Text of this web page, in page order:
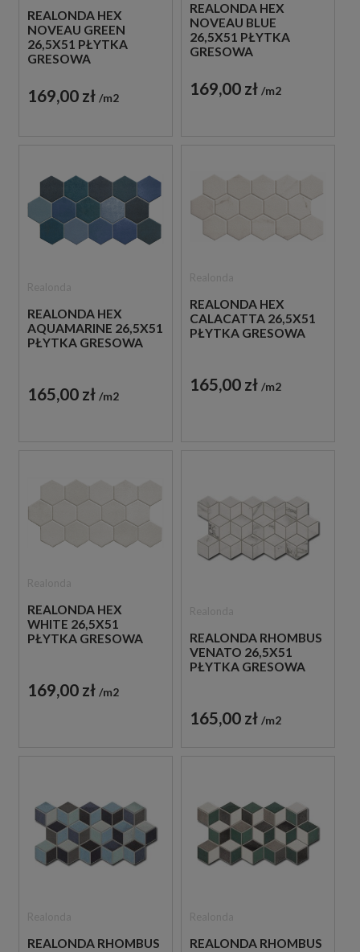
REALONDA HEX
NOVEAU GREEN
26,5X51 PŁYTKA
GRESOWA
169,00 zł m2
REALONDA HEX
NOVEAU BLUE
26,5X51 PŁYTKA
GRESOWA
169,00 zł m2
REALONDA HEX
AQUAMARINE 26,5X51
PŁYTKA GRESOWA
165,00 zł m2
REALONDA HEX
CALACATTA 26,5X51
PŁYTKA GRESOWA
165,00 zł m2
REALONDA HEX
WHITE 26,5X51
PŁYTKA GRESOWA
169,00 zł m2
REALONDA RHOMBUS
VENATO 26,5X51
PŁYTKA GRESOWA
165,00 zł m2
REALONDA RHOMBUS
REALONDA RHOMBUS